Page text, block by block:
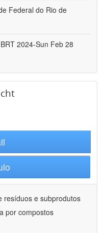
Federal do Rio de
2024-Sun Feb 28
resíduos e subprodutos
por compostos